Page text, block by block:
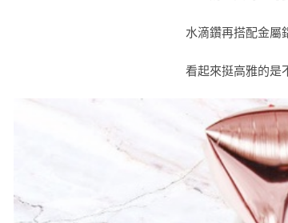
水滴鑽再搭配金屬
看起來挺高雅的是